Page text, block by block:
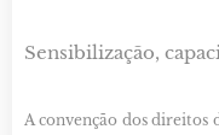
Sensibilização,
A convenção dos direitos